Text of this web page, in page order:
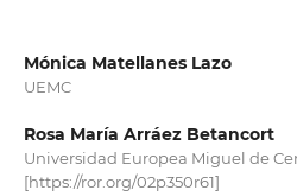
Mónica Matellanes Lazo
UEMC
Rosa María Arráez Betancort
Universidad Europea Miguel de
[https://ror.org/02p350r61]